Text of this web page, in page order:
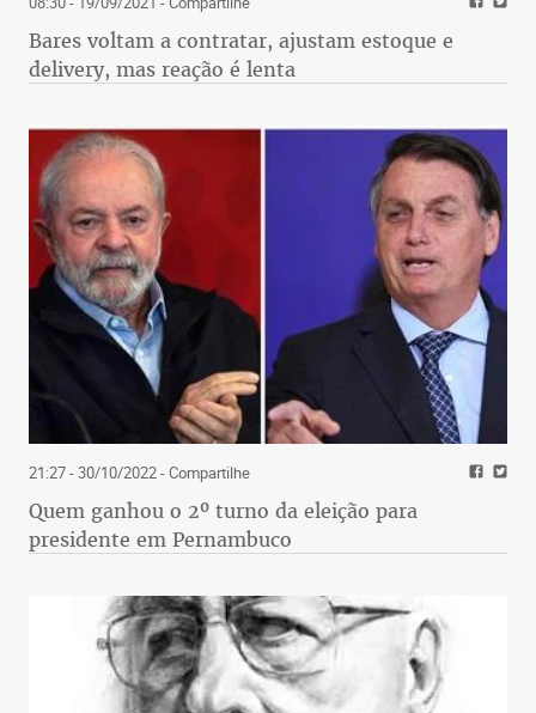
Bares voltam a contratar, ajustam estoque e
delivery, mas reação é lenta
21:27 - 30/10/2022- Compartilhe
Quem ganhou o 2º turno da eleição para
presidente em Pernambuco